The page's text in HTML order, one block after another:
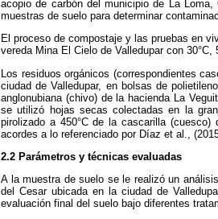
acopio de carbón del municipio de La Loma,
muestras de suelo para determinar
El proceso de compostaje y las pruebas en
vereda Mina El Cielo de Valledupar con
Los residuos orgánicos (correspondientes
ciudad de Valledupar, en bolsas de
anglonubiana (chivo) de la hacienda La
se utilizó hojas secas colectadas en la
pirolizado a 450°C de la cascarilla
acordes a lo referenciado por Díaz et al.,
2.2 Parámetros y técnicas evaluadas
A la muestra de suelo se le realizó un
del Cesar ubicada en la ciudad de
evaluación final del suelo bajo diferentes